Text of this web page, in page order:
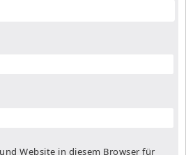
Website in diesem Browser für